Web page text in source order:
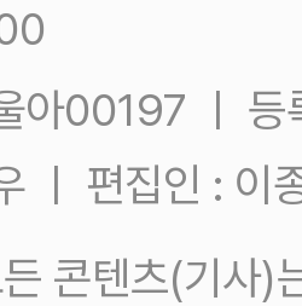
아00197 ㅣ
ㅣ 편집인 : 이
콘텐츠(기사)